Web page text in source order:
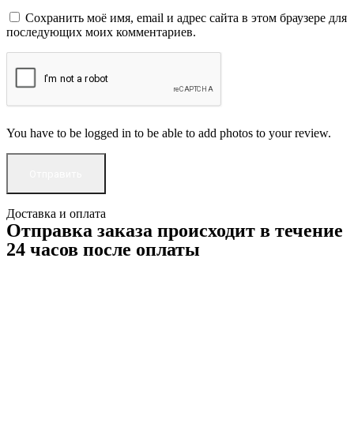
Сохранить моё имя, email и адрес сайта в этом браузере для
последующих моих комментариев.
You have to be logged in to be able to add photos to your review.
Доставка и оплата
Отправка заказа происходит в течение
24 часов после оплаты